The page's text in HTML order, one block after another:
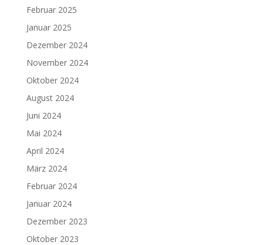
Februar 2025
Januar 2025
Dezember 2024
November 2024
Oktober 2024
August 2024
Juni 2024
Mai 2024
April 2024
März 2024
Februar 2024
Januar 2024
Dezember 2023
Oktober 2023